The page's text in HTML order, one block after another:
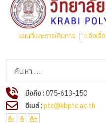
แผนที่และการเดินทาง | แจ้งเรื่
มือถือ :075-613-150
อีเมล์ :ptc@kbptc.ac.th
A- A A+